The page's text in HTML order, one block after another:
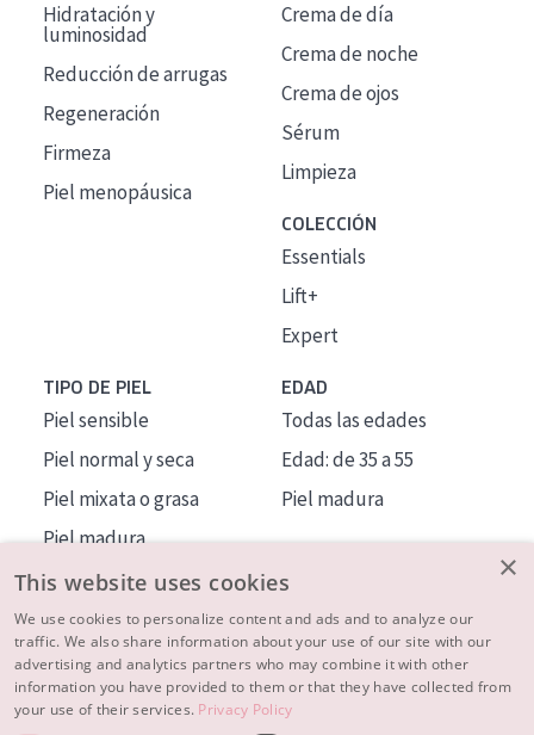
Hidratación y
luminosidad
Reducción de arrugas
Regeneración
Firmeza
Piel menopáusica
Crema de día
Crema de noche
Crema de ojos
Sérum
Limpieza
COLECCIÓN
Essentials
Lift+
Expert
TIPO DE PIEL
Piel sensible
Piel normal y seca
Piel mixata o grasa
Piel madura
Piel expuesta al sol
Piel menopáusica
EDAD
Todas las edades
Edad: de 35 a 55
Piel madura
MÁS SOBRE NOSOTROS
INSPIRACIÓN
×
This website uses cookies
We use cookies to personalize content and ads and to analyze our
traffic. We also share information about your use of our site with our
advertising and analytics partners who may combine it with other
information you have provided to them or that they have collected from
your use of their services. Privacy Policy